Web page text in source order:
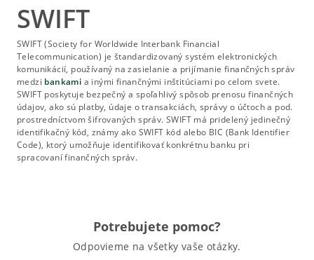
SWIFT
SWIFT (Society for Worldwide Interbank Financial
Telecommunication) je štandardizovaný systém elektronických
komunikácií, používaný na zasielanie a prijímanie finančných správ
medzi bankami a inými finančnými inštitúciami po celom svete.
SWIFT poskytuje bezpečný a spoľahlivý spôsob prenosu finančných
údajov, ako sú platby, údaje o transakciách, správy o účtoch a pod.
prostredníctvom šifrovaných správ. SWIFT má pridelený jedinečný
identifikačný kód, známy ako SWIFT kód alebo BIC (Bank Identifier
Code), ktorý umožňuje identifikovať konkrétnu banku pri
spracovaní finančných správ.
Potrebujete pomoc?
Odpovieme na všetky vaše otázky.